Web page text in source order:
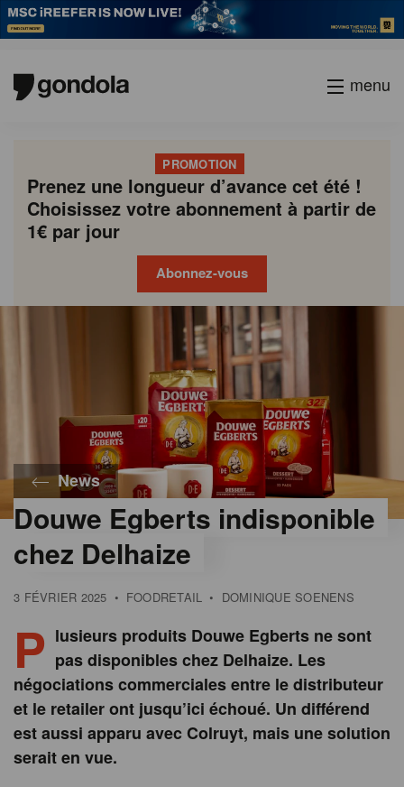
menu
PROMOTION
Prenez une longueur d’avance cet été !
Choisissez votre abonnement à partir de
1€ par jour
Abonnez-vous
News
Douwe Egberts indisponible
chez Delhaize
3 FÉVRIER 2025 • FOODRETAIL • DOMINIQUE SOENENS
P lusieurs produits Douwe Egberts ne sont
pas disponibles chez Delhaize. Les
négociations commerciales entre le distributeur
et le retailer ont jusqu’ici échoué. Un différend
est aussi apparu avec Colruyt, mais une solution
serait en vue.